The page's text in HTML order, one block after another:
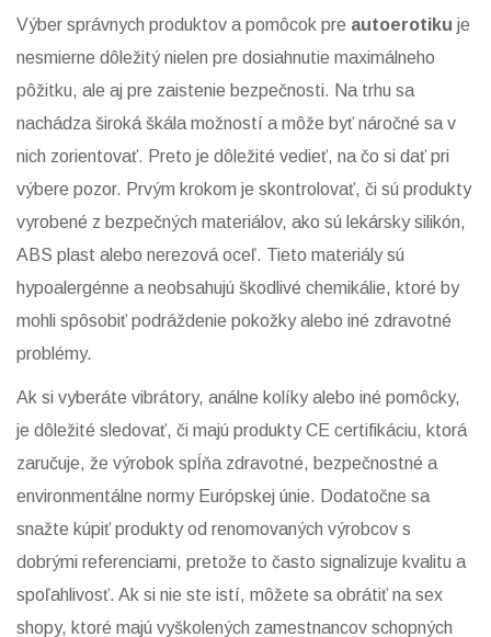
Výber správnych produktov a pomôcok pre autoerotiku je
nesmierne dôležitý nielen pre dosiahnutie maximálneho
pôžitku, ale aj pre zaistenie bezpečnosti. Na trhu sa
nachádza široká škála možností a môže byť náročné sa v
nich zorientovať. Preto je dôležité vedieť, na čo si dať pri
výbere pozor. Prvým krokom je skontrolovať, či sú produkty
vyrobené z bezpečných materiálov, ako sú lekársky silikón,
ABS plast alebo nerezová oceľ. Tieto materiály sú
hypoalergénne a neobsahujú škodlivé chemikálie, ktoré by
mohli spôsobiť podráždenie pokožky alebo iné zdravotné
problémy.
Ak si vyberáte vibrátory, análne kolíky alebo iné pomôcky,
je dôležité sledovať, či majú produkty CE certifikáciu, ktorá
zaručuje, že výrobok spĺňa zdravotné, bezpečnostné a
environmentálne normy Európskej únie. Dodatočne sa
snažte kúpiť produkty od renomovaných výrobcov s
dobrými referenciami, pretože to často signalizuje kvalitu a
spoľahlivosť. Ak si nie ste istí, môžete sa obrátiť na sex
shopy, ktoré majú vyškolených zamestnancov schopných